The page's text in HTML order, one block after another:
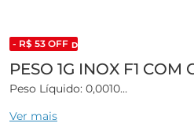
- R$ 53 OFF DESCONTO DE LISTA 2024
PESO 1G INOX F1 COM
Peso Líquido: 0,0010
Dimensão da embalagem:
Ver mais